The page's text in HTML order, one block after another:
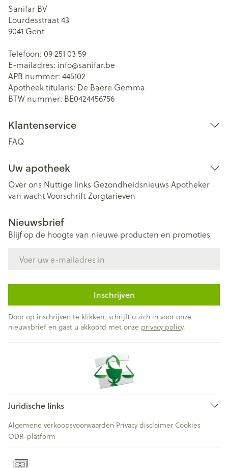
Sanifar BV
Lourdesstraat 43
9041 Gent
Telefoon: 09 251 03 59
E-mailadres: info@sanifar.be
APB nummer: 445102
Apotheek titularis: De Baere Gemma
BTW nummer: BE0424456756
Klantenservice
FAQ
Uw apotheek
Over ons Nuttige links Gezondheidsnieuws Apotheker
van wachtVoorschriftZorgtarieven
Nieuwsbrief
Blijf op de hoogte van nieuwe producten en promoties
Inschrijven
Door op inschrijven te klikken, schrijft u zich in voor onze
nieuwsbrief en gaat u akkoord met onze privacy policy.
Juridische links
Algemene verkoopsvoorwaarden Privacy disclaimer Cookies
ODR-platform